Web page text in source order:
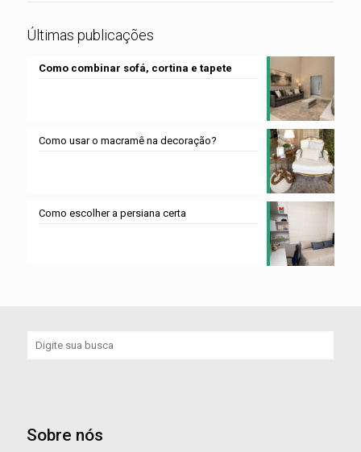
Últimas publicações
Como combinar sofá, cortina e tapete
Como usar o macramê na decoração?
Como escolher a persiana certa
Sobre nós